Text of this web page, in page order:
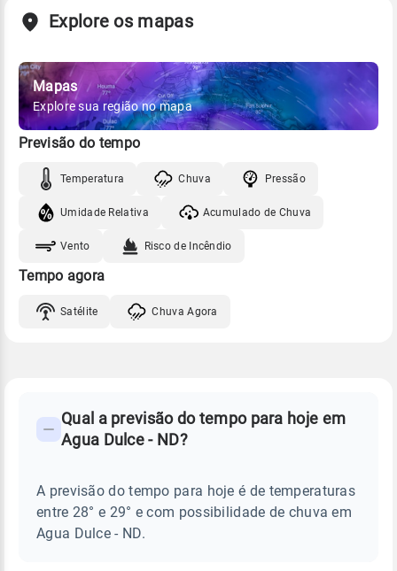
Explore os mapas
Mapas
Explore sua região no mapa
Previsão do tempo
Temperatura Chuva Pressão
Umidade Relativa Acumulado de Chuva
Vento Risco de Incêndio
Tempo agora
Satélite Chuva Agora
PREVISÃO
TEMPO
DULCE
Perguntas
sobre
chuva
Qual a previsão do tempo para hoje em
Agua Dulce - ND?
A previsão do tempo para hoje é de temperaturas
entre 28° e 29° e com possibilidade de chuva em
Agua Dulce - ND.